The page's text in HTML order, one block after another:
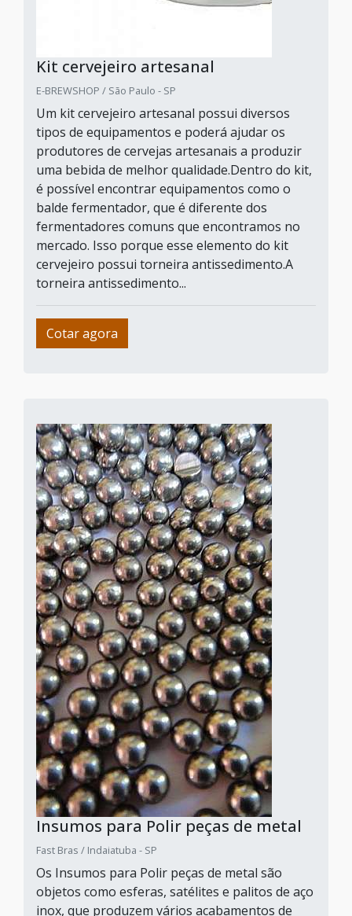
Kit cervejeiro artesanal
E-BREWSHOP / São Paulo - SP
Um kit cervejeiro artesanal possui diversos
tipos de equipamentos e poderá ajudar os
produtores de cervejas artesanais a produzir
uma bebida de melhor qualidade.Dentro do kit,
é possível encontrar equipamentos como o
balde fermentador, que é diferente dos
fermentadores comuns que encontramos no
mercado. Isso porque esse elemento do kit
cervejeiro possui torneira antissedimento.A
torneira antissedimento...
Cotar agora
Insumos para Polir peças de metal
Fast Bras / Indaiatuba - SP
Os Insumos para Polir peças de metal são
objetos como esferas, satélites e palitos de aço
inox, que produzem vários acabamentos de